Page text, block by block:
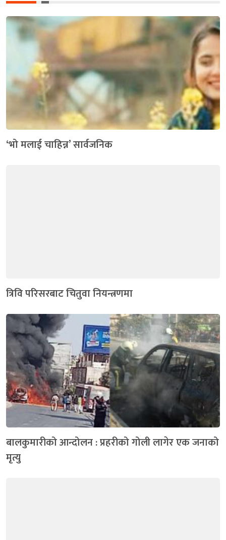
‘भो मलाई चाहिन्न’ सार्वजनिक
त्रिवि परिसरबाट चितुवा नियन्त्रणमा
बालकुमारीको आन्दोलन : प्रहरीको गोली लागेर एक जनाको
मृत्यु